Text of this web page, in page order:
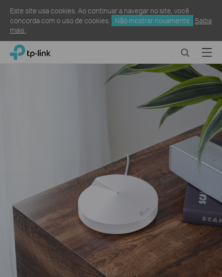
Este site usa cookies. Ao continuar a navegar no site, você
concorda com o uso de cookies.
Não mostrar novamente
Saiba
mais
ClickTP-Link, Reliably Smart SearchMenu